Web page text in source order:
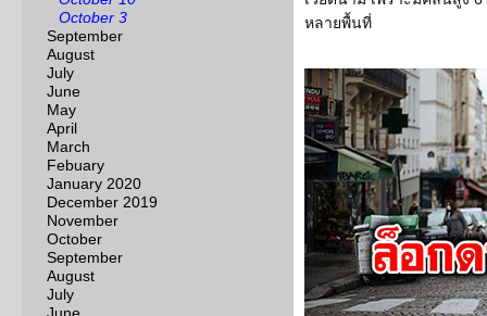
October 3
September
August
July
June
May
April
March
Febuary
January 2020
December 2019
November
October
September
August
July
หลายพื้นที่